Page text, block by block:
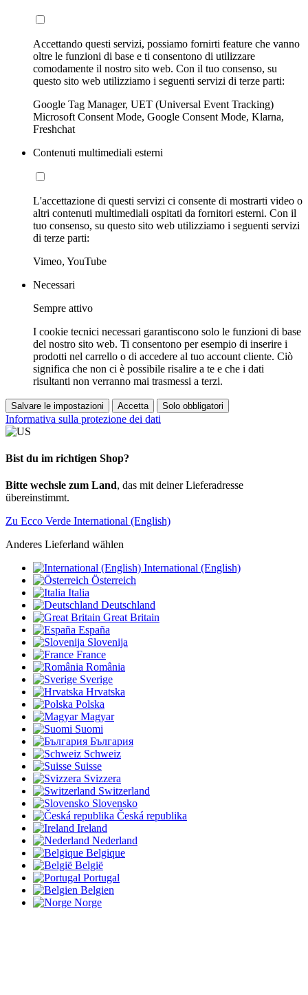
Accettando questi servizi, possiamo fornirti feature che vanno
oltre le funzioni di base e ti consentono di utilizzare
comodamente il nostro sito web. Con il tuo consenso, su
questo sito web utilizziamo i seguenti servizi di terze parti:
Google Tag Manager, UET (Universal Event Tracking)
Microsoft Consent Mode, Google Consent Mode, Klarna,
Freshchat
Contenuti multimediali esterni
L'accettazione di questi servizi ci consente di mostrarti video o
altri contenuti multimediali ospitati da fornitori esterni. Con il
tuo consenso, su questo sito web utilizziamo i seguenti servizi
di terze parti:
Vimeo, YouTube
Necessari
Sempre attivo
I cookie tecnici necessari garantiscono solo le funzioni di base
del nostro sito web. Ti consentono per esempio di inserire i
prodotti nel carrello o di accedere al tuo account cliente. Ciò
significa che non ci è possibile risalire a te e che i dati
risultanti non verranno mai trasmessi a terzi.
Salvare le impostazioni Accetta Solo obbligatori
Informativa sulla protezione dei dati
Bist du im richtigen Shop?
Bitte wechsle zum Land, das mit deiner Lieferadresse
übereinstimmt.
Zu Ecco Verde International (English)
Anderes Lieferland wählen
International (English)
Österreich
Italia
Deutschland
Great Britain
España
Slovenija
France
România
Sverige
Hrvatska
Polska
Magyar
Suomi
България
Schweiz
Suisse
Svizzera
Switzerland
Slovensko
Česká republika
Ireland
Nederland
Belgique
België
Portugal
Belgien
Norge